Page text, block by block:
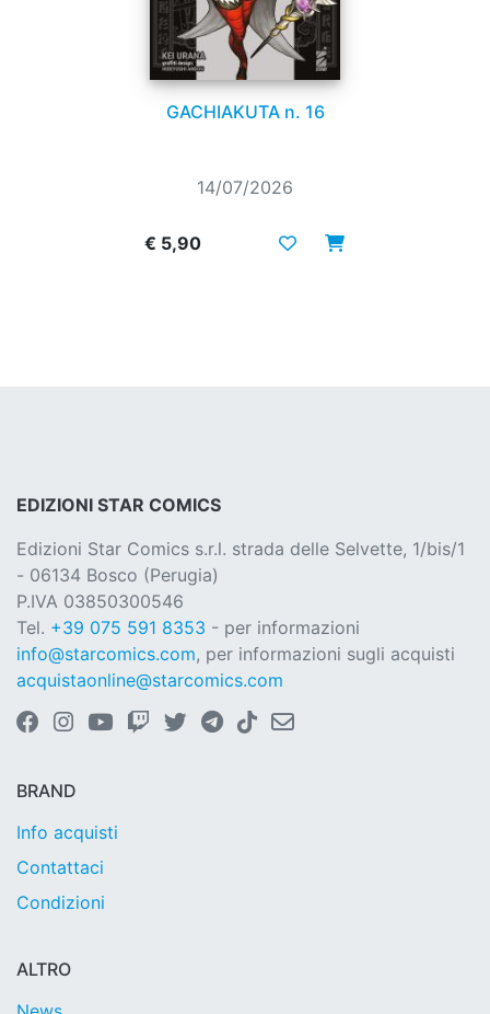
GACHIAKUTA n. 16
14/07/2026
€ 5,90
EDIZIONI STAR COMICS
Edizioni Star Comics s.r.l. strada delle Selvette, 1/bis/1
- 06134 Bosco (Perugia)
P.IVA 03850300546
Tel. +39 075 591 8353 - per informazioni
info@starcomics.com, per informazioni sugli acquisti
acquistaonline@starcomics.com
BRAND
Info acquisti
Contattaci
Condizioni
ALTRO